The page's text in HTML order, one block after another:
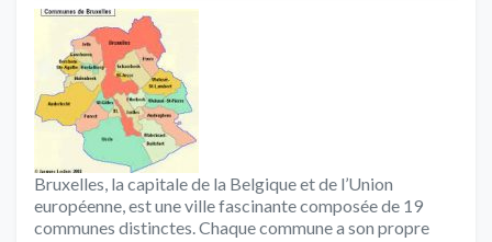
Bruxelles, la capitale de la Belgique et de l’Union
européenne, est une ville fascinante composée de 19
communes distinctes. Chaque commune a son propre